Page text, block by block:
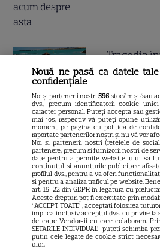
Tragedia
pe
aflat chiar
revenim
întâmplat
Nouă ne pasă ca datele
confidențiale
Noi și partenerii noștri596 stocăm și/sau
dvs., precum identificatorii cookie
caracter personal. Puteți accepta sau
mai jos, respectiv vă puteți opune
moment pe pagina cu politica de
raportate partenerilor noștri și nu vă vor
Noi si partenerii nostri (retelele de
partenere, precum si furnizorii nostri de
date pentru a permite website-ului sa
continutul si anunturile publicitare
profilul dvs., pentru a va oferi
si pentru a analiza traficul pe website.
art. 15-22 din GDPR in legatura cu
Aceste drepturi pot fi exercitate prin
“ACCEPT TOATE”, acceptati folosirea
implica inclusiv acceptul dvs. cu privire
de catre Vendor-ii cu care colaboram.
SETARILE INDIVIDUAL” puteti schimba
putin cele legate de cookie strict
ului.